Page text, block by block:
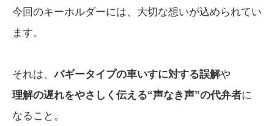
今回のキーホルダーには、大切な想いが込められてい
ます。
それは、バギータイプの車いすに対する誤解や
理解の遅れをやさしく伝える“声なき声”の代弁者に
なること。